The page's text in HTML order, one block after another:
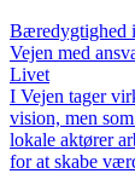
Bæredygtighed
Vejen med
Livet
I Vejen tager
vision, men
lokale aktører
for at skabe